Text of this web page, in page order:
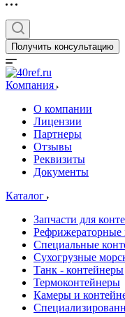
Получить консультацию
Компания
О компании
Лицензии
Партнеры
Отзывы
Реквизиты
Документы
Каталог
Запчасти для
Рефрижераторные
Специальные
Сухогрузные
Танк - контейнеры
Термоконтейнеры
Камеры и